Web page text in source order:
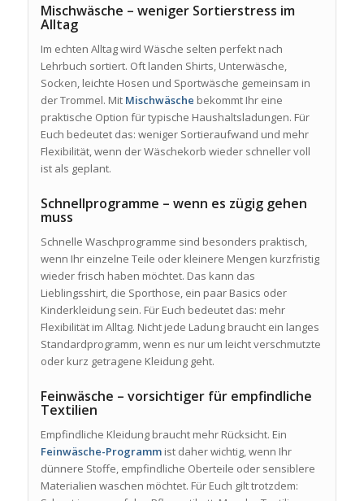
Mischwäsche – weniger Sortierstress im
Alltag
Im echten Alltag wird Wäsche selten perfekt nach
Lehrbuch sortiert. Oft landen Shirts, Unterwäsche,
Socken, leichte Hosen und Sportwäsche gemeinsam in
der Trommel. Mit Mischwäsche bekommt Ihr eine
praktische Option für typische Haushaltsladungen. Für
Euch bedeutet das: weniger Sortieraufwand und mehr
Flexibilität, wenn der Wäschekorb wieder schneller voll
ist als geplant.
Schnellprogramme – wenn es zügig gehen
muss
Schnelle Waschprogramme sind besonders praktisch,
wenn Ihr einzelne Teile oder kleinere Mengen kurzfristig
wieder frisch haben möchtet. Das kann das
Lieblingsshirt, die Sporthose, ein paar Basics oder
Kinderkleidung sein. Für Euch bedeutet das: mehr
Flexibilität im Alltag. Nicht jede Ladung braucht ein langes
Standardprogramm, wenn es nur um leicht verschmutzte
oder kurz getragene Kleidung geht.
Feinwäsche – vorsichtiger für empfindliche
Textilien
Empfindliche Kleidung braucht mehr Rücksicht. Ein
Feinwäsche-Programmist daher wichtig, wenn Ihr
dünnere Stoffe, empfindliche Oberteile oder sensiblere
Materialien waschen möchtet. Für Euch gilt trotzdem: